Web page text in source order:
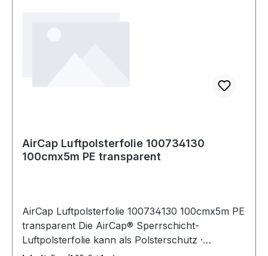
AirCap Luftpolsterfolie 100734130
100cmx5m PE transparent
AirCap Luftpolsterfolie 100734130 100cmx5m PE
transparent Die AirCap® Sperrschicht-
Luftpolsterfolie kann als Polsterschutz ·